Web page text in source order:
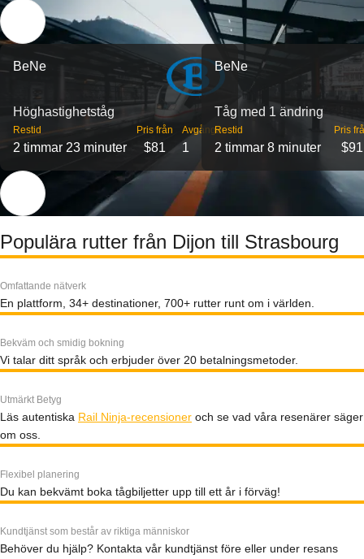
BeNe
Höghastighetståg
Restid
2 timmar 23 minuter
Pris från
$81
Avgångar
1
BeNe
Tåg med 1 ändring
Restid
2 timmar 8 minuter
Pris
$91
Populära rutter från Dijon till Strasbourg
Omfattande nätverk
En plattform, 34+ destinationer, 700+ rutter runt om i världen.
Bekväm och smidig bokning
Vi talar ditt språk och erbjuder över 20 betalningsmetoder.
Utmärkt Betyg
Läs autentiska Rail Ninja-recensioner och se vad våra resenärer säger
om oss.
Flexibel planering
Du kan bekvämt boka tågbiljetter upp till ett år i förväg!
Kundtjänst som består av riktiga människor
Behöver du hjälp? Kontakta vår kundtjänst före eller under resans